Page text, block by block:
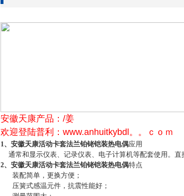
安徽天康产品：/姜
欢迎登陆普利：www.anhuitkybdl。。ｃｏｍ
1、 安徽天康活动卡套法兰铂铑铠装热电偶应用
通常和显示仪表、记录仪表、电子计算机等配套使用。直
2、 安徽天康活动卡套法兰铂铑铠装热电偶特点
装配简单，更换方便；
压簧式感温元件，抗震性能好；